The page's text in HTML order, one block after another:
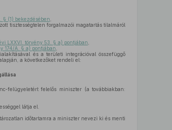
§ (1) bekezdésében
tisztességtelen forgalmazói magatartás tilalmáról
LXXVI. törvény 53. § a) pontjában
174/A. § a) pontjában
és a területi integrációval összefüggő
a következőket rendeli el:
felügyeletért felelős miniszter (a továbbiakban:
látja el.
időtartamra a miniszter nevezi ki és menti